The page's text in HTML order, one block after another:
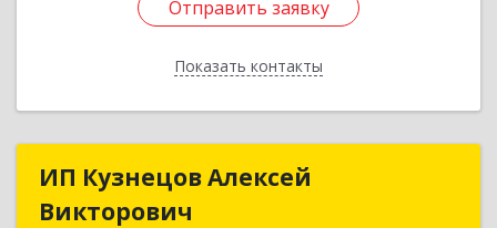
Отправить заявку
Показать контакты
Отправить заявку
Назад
ИП Кузнецов Алексей
Викторович
ИП Кузнецов Алексей